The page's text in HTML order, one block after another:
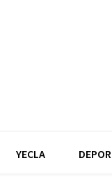
YECLA